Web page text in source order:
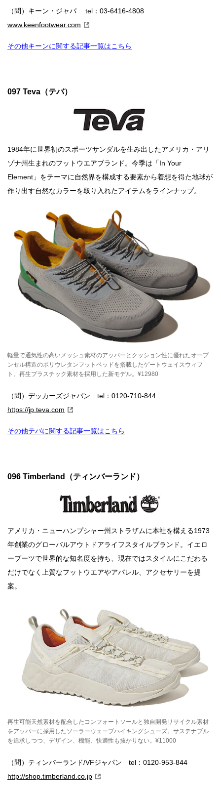
ン）
017 NATAL DESIGN（ネイタルデザイン）
014 DESCENTE ddd（デサント ディーディーディ
013 THE NORTH FACE PURPLE LABEL （ザ・ノー
ス・フェイス パープルレーベル ）
トドアガーメント）
011 and wander（アンドワンダー）
010 ALDIES（アールディーズ）
008 F/CE.®（エフシーイー）
007 SOUTH2 WEST8（サウス2 ウエスト8）
006 White Mountaineering（ホワイトマウンテニア
リング）
005 Snow Peak（スノーピーク）
004 Goldwin（ゴールドウイン）
003 ARC’TERYX（アークテリクス）
002 Patagonia（パタゴニア）
001 THE NORTH FACE（ザ・ノース・フェイス）
全100ブランドの新作を一気に見るなら……！
（問）キーン・ジャパ tel：03-6416-4808
www.keenfootwear.com
その他キーンに関する記事一覧はこちら
097 Teva（テバ）
1984年に世界初のスポーツサンダルを生み出したアメリカ・アリ
ゾナ州生まれのフットウエアブランド。今季は「In Your
Element」をテーマに自然界を構成する要素から着想を得た地球が
作り出す自然なカラーを取り入れたアイテムをラインナップ。
軽量で通気性の高いメッシュ素材のアッパーとクッション性に優れたオープ
ンセル構造のポリウレタンフットベッドを搭載したゲートウェイスウィフ
ト。再生プラスチック素材を採用した新モデル。¥12980
（問）デッカーズジャパン tel：0120-710-844
https://jp.teva.com
その他テバに関する記事一覧はこちら
096 Timberland（ティンバーランド）
アメリカ・ニューハンプシャー州ストラザムに本社を構える1973
年創業のグローバルアウトドアライフスタイルブランド。イエロ
ーブーツで世界的な知名度を持ち、現在ではスタイルにこだわる
だけでなく上質なフットウエアやアパレル、アクセサリーを提
案。
再生可能天然素材を配合したコンフォートソールと独自開発リサイクル素材
をアッパーに採用したソーラーウェーブハイキングシューズ。サステナブル
を追求しつつ、デザイン、機能、快適性も抜かりない。¥11000
（問）ティンバーランド/VFジャパン tel：0120-953-844
http://shop.timberland.co.jp